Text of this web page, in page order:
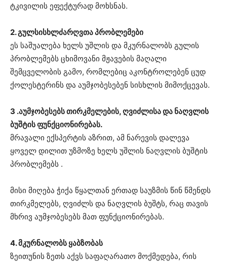
ტკივილის ეფექტურად მოხსნას.
2. გულსისხლძარღვთა პრობლემები
ეს საშუალება ხელს უშლის და მკურნალობს გულის
პრობლემებს ცხიმოვანი მჟავების მაღალი
შემცველობის გამო, რომლებიც აკონტროლებენ ცუდ
ქოლესტერინს და აუმჯობესებენ სისხლის მიმოქცევას.
3 .აუმჯობესებს თირკმელების, ღვიძლისა და ნაღვლის
ბუშტის ფუნქციონირებას.
მრავალი ექსპერტის აზრით, ამ ნარევის დალევა
ყოველ დილით უზმოზე ხელს უშლის ნაღვლის ბუშტის
პრობლემებს .
მისი მიღება ჭიქა წყალთან ერთად საუზმის წინ წმენდს
თირკმელებს, ღვიძლს და ნაღვლის ბუშტს, რაც თავის
მხრივ აუმჯობესებს მათ ფუნქციონირებას.
4. მკურნალობს ყაბზობას
ზეითუნის ზეთს აქვს საფაღარათო მოქმედება, რის